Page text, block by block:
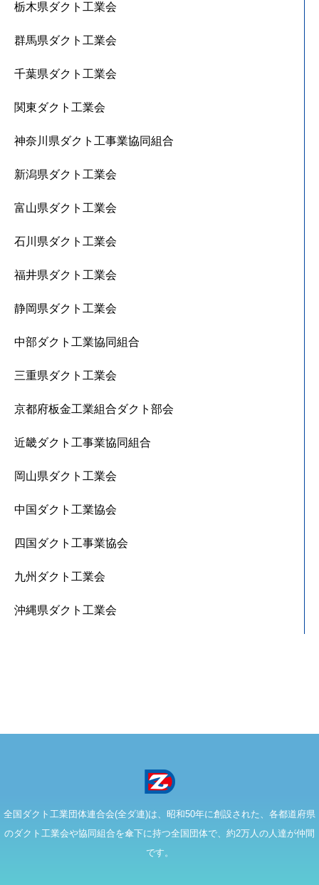
栃木県ダクト工業会
群馬県ダクト工業会
千葉県ダクト工業会
関東ダクト工業会
神奈川県ダクト工事業協同組合
新潟県ダクト工業会
富山県ダクト工業会
石川県ダクト工業会
福井県ダクト工業会
静岡県ダクト工業会
中部ダクト工業協同組合
三重県ダクト工業会
京都府板金工業組合ダクト部会
近畿ダクト工事業協同組合
岡山県ダクト工業会
中国ダクト工業協会
四国ダクト工事業協会
九州ダクト工業会
沖縄県ダクト工業会
全国ダクト工業団体連合会(全ダ連)は、昭和50年に創設された、各都道府県
のダクト工業会や協同組合を傘下に持つ全国団体で、約2万人の人達が仲間
です。